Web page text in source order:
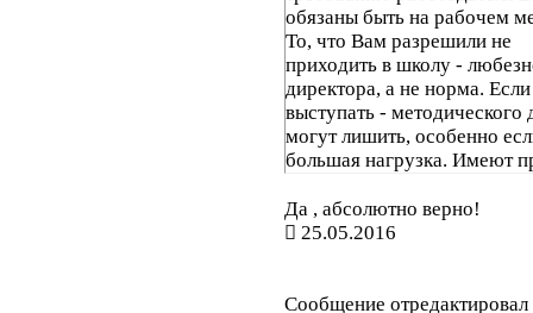
обязаны быть на рабочем
То, что Вам разрешили не
приходить в школу -
директора, а не норма.
выступать - методического
могут лишить, особенно
большая нагрузка. Имеют
Да , абсолютно верно!
25.05.2016
Сообщение отредактировал